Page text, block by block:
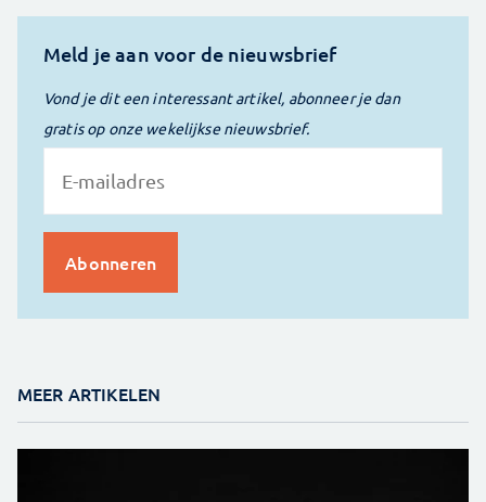
Meld je aan voor de nieuwsbrief
Vond je dit een interessant artikel, abonneer je dan
gratis op onze wekelijkse nieuwsbrief.
MEER ARTIKELEN